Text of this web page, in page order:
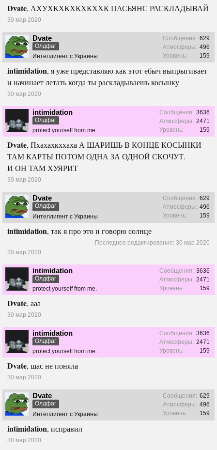
Dvate, АХУХКХКХКХКХХК ПАСЬЯНС РАСКЛАДЫВАЙ
30 мар 2020
Dvate
Олдфаг
Интеллигент с Украины
Сообщения: 629
Атмосферы: 496
Уровень:
159
intimidation, я уже представляю как этот ебыч выпрыгивает
и начинает летать когда ты раскладываешь косынку
30 мар 2020
intimidation
Олдфаг
protect yourself from me.
Сообщения: 3636
Атмосферы: 2471
Уровень:
159
Dvate, Пхахахкххаха А ШАРИШЬ В КОНЦЕ КОСЫНКИ
ТАМ КАРТЫ ПОТОМ ОДНА ЗА ОДНОЙ СКОЧУТ.
И ОН ТАМ ХУЯРИТ
30 мар 2020
Dvate
Олдфаг
Интеллигент с Украины
Сообщения: 629
Атмосферы: 496
Уровень:
159
intimidation, так я про это и говорю солнце
Последнее редактирование: 30 мар 2020
30 мар 2020
intimidation
Олдфаг
protect yourself from me.
Сообщения: 3636
Атмосферы: 2471
Уровень:
159
Dvate, ааа
30 мар 2020
intimidation
Олдфаг
protect yourself from me.
Сообщения: 3636
Атмосферы: 2471
Уровень:
159
Dvate, щас не поняла
30 мар 2020
Dvate
Олдфаг
Интеллигент с Украины
Сообщения: 629
Атмосферы: 496
Уровень:
159
intimidation, исправил
30 мар 2020